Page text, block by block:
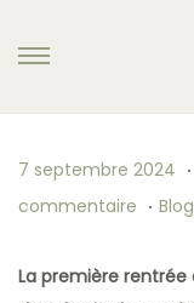
P
u
l
7 septembre 2024 7
s
p
.
commentaire . P
b
Blog
La première